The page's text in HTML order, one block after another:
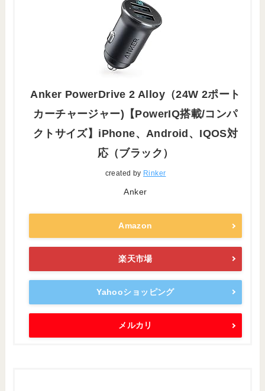
Anker PowerDrive 2 Alloy（24W 2ポート
カーチャージャー)【PowerIQ搭載/コンパ
クトサイズ】iPhone、Android、IQOS対
応（ブラック）
created by Rinker
Anker
Amazon
楽天市場
Yahooショッピング
メルカリ